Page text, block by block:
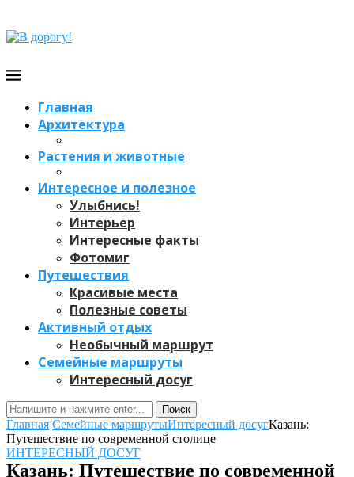
Главная
Архитектура
Растения и животные
Интересное и полезное
Улыбнись!
Интерьер
Интересные факты
Фотомиг
Путешествия
Красивые места
Полезные советы
Активный отдых
Необычный маршрут
Семейные маршруты
Интересный досуг
Поиск
Главная Семейные маршрутыИнтересный досугКазань:
Путешествие по современной столице
ИНТЕРЕСНЫЙ ДОСУГ
Казань: Путешествие по современной